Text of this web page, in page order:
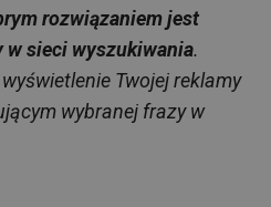
rozwiązaniem jest
w sieci wyszukiwania.
Twojej reklamy
wybranej frazy w